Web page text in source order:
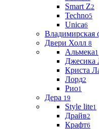
Smart Z2
Techno5
Unica6
Владимирская
Двери Холл 8
Альмека1
Джесика
Криста
Лорд2
Рио1
Дера 19
Style lite1
Драйв2
Крафт6